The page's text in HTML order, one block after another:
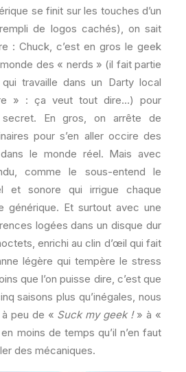
se finit sur les touches d’un
de logos cachés), on sait
: Chuck, c’est en gros le geek
des « nerds » (il fait partie
travaille dans un Darty local
» : ça veut tout dire…) pour
secret. En gros, on arrête de
pour s’en aller occire des
le monde réel. Mais avec
comme le sous-entend le
et sonore qui irrigue chaque
générique. Et surtout avec une
logées dans un disque dur
enrichi au clin d’œil qui fait
légère qui tempère le stress
que l’on puisse dire, c’est que
saisons plus qu’inégales, nous
peu de « Suck my geek !» à «
moins de temps qu’il n’en faut
des mécaniques.